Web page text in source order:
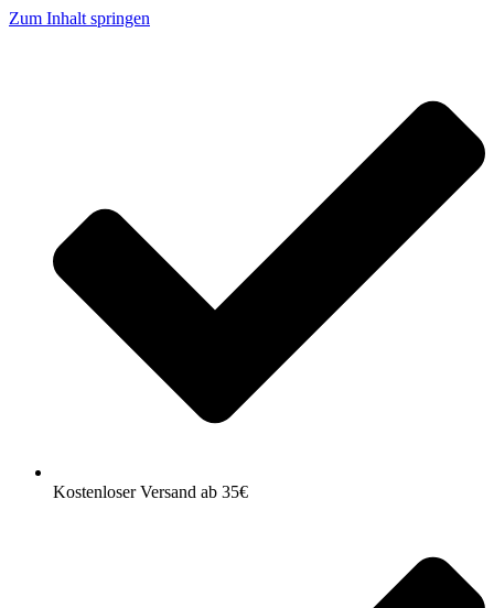
Zum Inhalt springen
Kostenloser Versand ab 35€